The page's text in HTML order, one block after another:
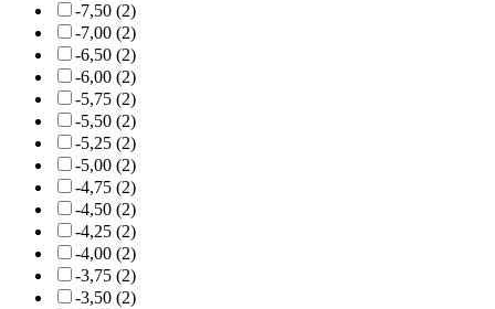
-7,50 (2)
-7,00 (2)
-6,50 (2)
-6,00 (2)
-5,75 (2)
-5,50 (2)
-5,25 (2)
-5,00 (2)
-4,75 (2)
-4,50 (2)
-4,25 (2)
-4,00 (2)
-3,75 (2)
-3,50 (2)